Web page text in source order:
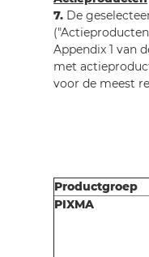
7. De
Appendix 1 van
met
voor de meest
Productgroep
PIXMA